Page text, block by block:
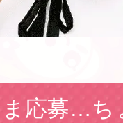
ま応募…ち